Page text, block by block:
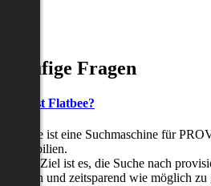
Häufige Fragen
Was ist Flatbee?
Flatbee ist eine Suchmaschine für
Immobilien.
Unser Ziel ist es, die Suche nach
einfach und zeitsparend wie möglich zu